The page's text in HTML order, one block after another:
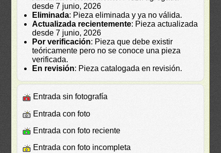
desde 7 junio, 2026
Eliminada: Pieza eliminada y ya no válida.
Actualizada recientemente: Pieza actualizada
desde 7 junio, 2026
Por verificación: Pieza que debe existir
teóricamente pero no se conoce una pieza
verificada.
En revisión: Pieza catalogada en revisión.
Entrada sin fotografía
Entrada con foto
Entrada con foto reciente
Entrada con foto incompleta